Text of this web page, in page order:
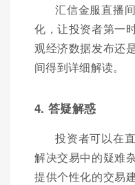
汇信金服直播
化，让投资者第一
观经济数据发布还
间得到详细解读。
4. 答疑解惑
投资者可以在
解决交易中的疑难
提供个性化的交易